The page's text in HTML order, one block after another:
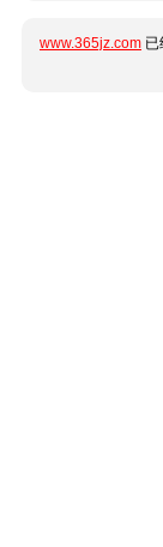
www.365jz.com